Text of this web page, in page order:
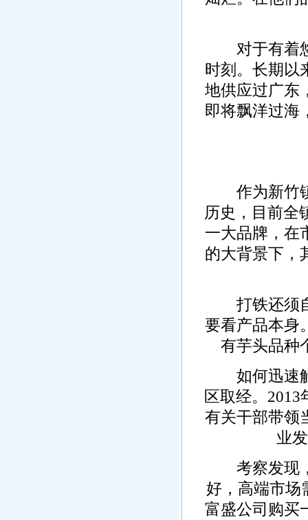
对于有着悠
时刻。长期以
地供应过广东
即将飘洋过海
作为新竹镇
历史，目前全
一大品牌，在
的大背景下，
打铁还须自
要看产品本身
有芋头品种
如何迅速解
区取经。
有关干部带领
业
考察发现，
好，高端市场
富盛公司购买